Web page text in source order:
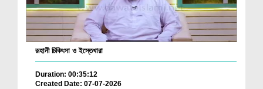
রূহানী চিকিৎসা ও ইস্তেখারা
Duration: 00:35:12
Created Date: 07-07-2026